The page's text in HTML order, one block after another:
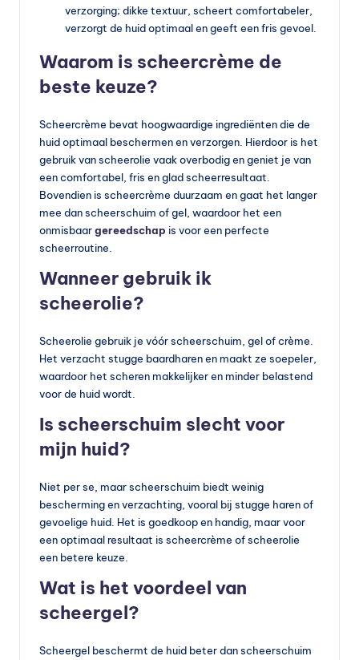
verzorging; dikke textuur, scheert comfortabeler,
verzorgt de huid optimaal en geeft een fris gevoel.
Waarom is scheercrème de
beste keuze?
Scheercrème bevat hoogwaardige ingrediënten die de
huid optimaal beschermen en verzorgen. Hierdoor is het
gebruik van scheerolie vaak overbodig en geniet je van
een comfortabel, fris en glad scheerresultaat.
Bovendien is scheercrème duurzaam en gaat het langer
mee dan scheerschuim of gel, waardoor het een
onmisbaargereedschap is voor een perfecte
scheerroutine.
Wanneer gebruik ik
scheerolie?
Scheerolie gebruik je vóór scheerschuim, gel of crème.
Het verzacht stugge baardharen en maakt ze soepeler,
waardoor het scheren makkelijker en minder belastend
voor de huid wordt.
Is scheerschuim slecht voor
mijn huid?
Niet per se, maar scheerschuim biedt weinig
bescherming en verzachting, vooral bij stugge haren of
gevoelige huid. Het is goedkoop en handig, maar voor
een optimaal resultaat is scheercrème of scheerolie
een betere keuze.
Wat is het voordeel van
scheergel?
Scheergel beschermt de huid beter dan scheerschuim